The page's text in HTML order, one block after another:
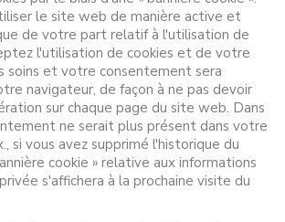
le site web de manière active et
de votre part relatif à l'utilisation de
l'utilisation de cookies et de votre
soins et votre consentement sera
navigateur, de façon à ne pas devoir
sur chaque page du site web. Dans
ne serait plus présent dans votre
si vous avez supprimé l'historique du
cookie » relative aux informations
s'affichera à la prochaine visite du